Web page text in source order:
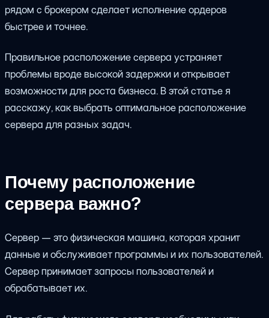
рядом с брокером сделает исполнение ордеров
быстрее и точнее.
Правильное расположение сервера устраняет
проблемы вроде высокой задержки и открывает
возможности для роста бизнеса. В этой статье я
расскажу, как выбрать оптимальное расположение
сервера для разных задач.
Почему расположение
сервера важно?
Сервер — это физическая машина, которая хранит
данные и обслуживает программы и их пользователей.
Сервер принимает запросы пользователей и
обрабатывает их.